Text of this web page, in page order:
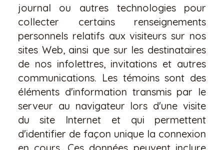
journal ou autres technologies pour
collecter certains renseignements
personnels relatifs aux visiteurs sur nos
sites Web, ainsi que sur les destinataires
de nos infolettres, invitations et autres
communications. Les témoins sont des
éléments d'information transmis par le
serveur au navigateur lors d'une visite
du site Internet et qui permettent
d'identifier de façon unique la connexion